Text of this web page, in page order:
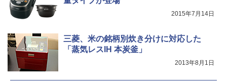
2015年7月14日
三菱、米の銘柄別炊き分けに対応した
「蒸気レスIH 本炭釜」
2013年8月1日